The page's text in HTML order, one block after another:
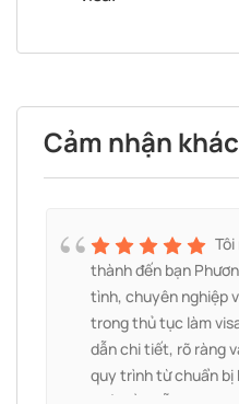
Cảm nhận
thành đến bạn
tình, chuyên nghiệp
trong thủ tục làm
dẫn chi tiết, rõ ràng
quy trình từ chuẩn bị